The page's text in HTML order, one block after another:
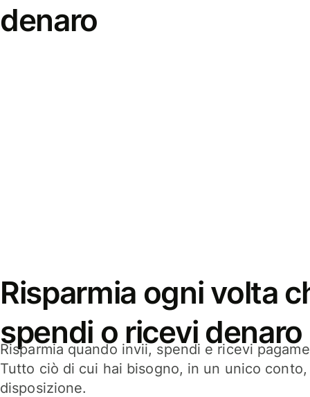
denaro
Risparmia ogni volta
spendi o ricevi denaro
Risparmia quando invii, spendi e ricevi
Tutto ciò di cui hai bisogno, in un unico
disposizione.